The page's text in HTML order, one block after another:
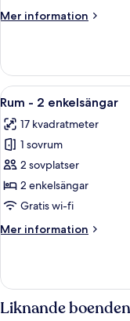
säng
Mer information
Mer
-
queensize-
med
bäddsoffa
Öppna
alla
foton
för
Rum
-
2
7
Rum - 2 enkelsängar
17 kvadratmeter
1 sovrum
2 sovplatser
2 enkelsängar
Gratis wi-fi
Mer information
Mer
-
2
enkelsängar
Liknande boenden